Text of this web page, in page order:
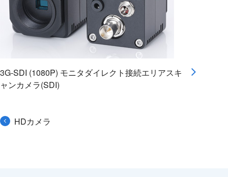
3G-SDI (1080P) モニタダイレクト接続エリアスキ
ャンカメラ(SDI)
HDカメラ